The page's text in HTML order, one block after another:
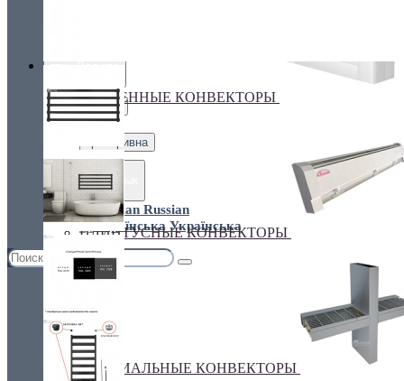
€ Euro
грн. Гривна
Язык
Russian
Українська
НАСТЕННЫЕ КОНВЕКТОРЫ
ПЛИНТУСНЫЕ КОНВЕКТОРЫ
СПЕЦИАЛЬНЫЕ КОНВЕКТОРЫ